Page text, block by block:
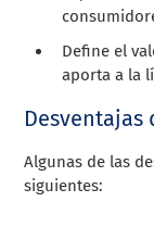
Define el
aporta a la
Desventajas
Algunas de las
siguientes: